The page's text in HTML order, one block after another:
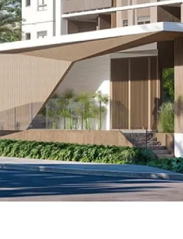
Parcerias Imobiliárias
Anunciar Imóveis